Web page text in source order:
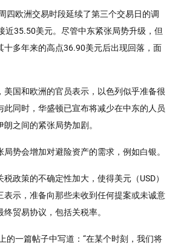
四欧洲交易时段延续了第三个交易日的调
近35.50美元。尽管中东紧张局势升级，但
十多年来的高点36.90美元后出现回落，面
美国和欧洲的官员表示，以色列似乎准备很
此同时，华盛顿已宣布将减少在中东的人员
之间的紧张局势加剧。
势会增加对避险资产的需求，例如白银。
政策的不确定性加大，使得美元（USD）
表示，准备向那些未收到任何提案或未诚意
贸易协议，包括关税率。
的一篇帖子中写道：“在某个时刻，我们将